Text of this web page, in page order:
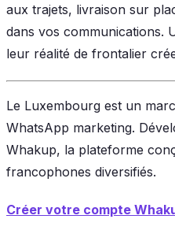
aux trajets, livraison sur
dans vos communications.
leur réalité de frontalier
Le Luxembourg est un
WhatsApp marketing.
Whakup, la plateforme
francophones diversifiés.
Créer votre compte